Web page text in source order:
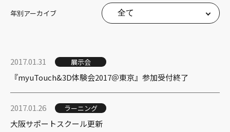
2017.01.31 展示会
『myuTouch&3D体験会2017＠東京』参加受付終了
2017.01.26 ラーニング
大阪サポートスクール更新
年別アーカイブ